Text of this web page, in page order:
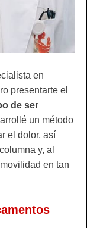
en
presentarte el
de ser
un método
el dolor, así
y, al
en tan